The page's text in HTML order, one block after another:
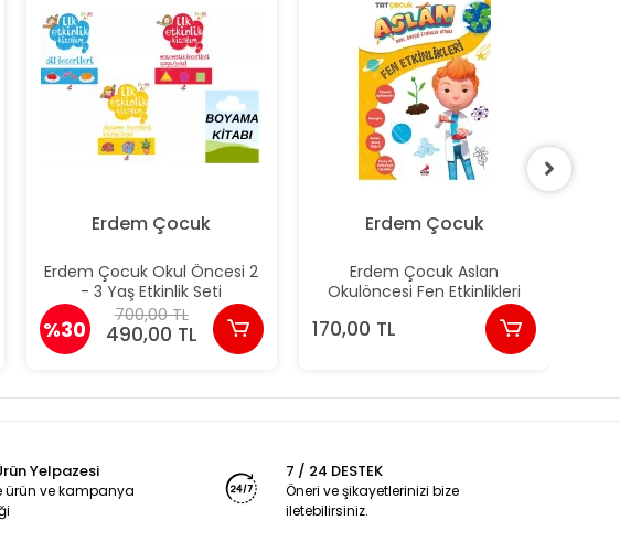
Erdem Çocuk
Erdem Çocuk Okul Öncesi 2
- 3 Yaş Etkinlik Seti
%30
700,00 TL
490,00 TL
Erdem Çocuk
Erdem Çocuk Aslan
Okulöncesi Fen Etkinlikleri
170,00 TL
Yelpazesi
ürün ve kampanya
7 / 24 DESTEK
Öneri ve şikayetlerinizi bize
iletebilirsiniz.